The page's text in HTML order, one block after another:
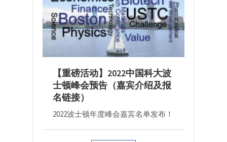
【重磅活动】2022中国科大波
士顿峰会预告（嘉宾介绍及报
名链接）
2022波士顿年度峰会嘉宾名单发布！